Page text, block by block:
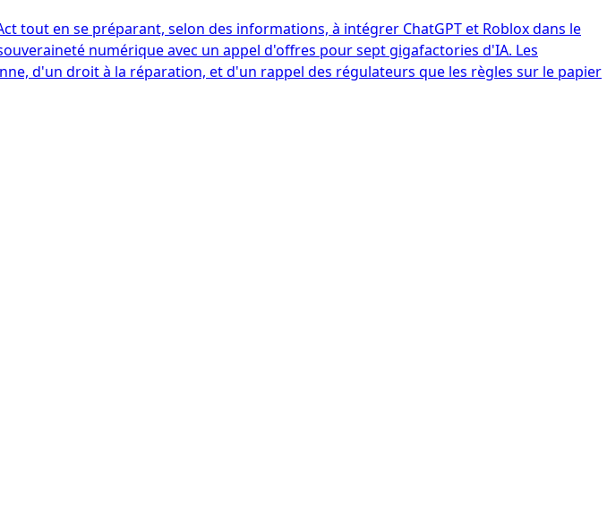
tout en se préparant, selon des informations, à intégrer ChatGPT et Roblox dans le
numérique avec un appel d'offres pour sept gigafactories d'IA. Les
d'un droit à la réparation, et d'un rappel des régulateurs que les règles sur le papier